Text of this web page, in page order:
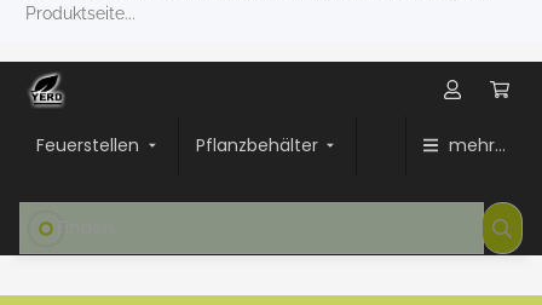
Produktseite...
Feuerstellen Pflanzbehälter mehr...